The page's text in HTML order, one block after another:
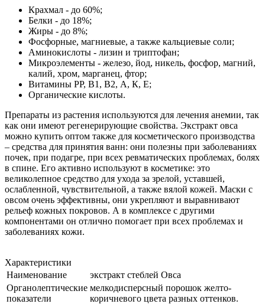
Крахмал - до 60%;
Белки - до 18%;
Жиры - до 8%;
Фосфорные, магниевые, а также кальциевые соли;
Аминокислоты - лизин и триптофан;
Микроэлементы - железо, йод, никель, фосфор, магний,
калий, хром, марганец, фтор;
Витамины РР, В1, В2, А, К, Е;
Органические кислоты.
Препараты из растения используются для лечения анемии, так
как они имеют регенерирующие свойства. Экстракт овса
можно купить оптом также для косметического производства
– средства для принятия ванн: они полезны при заболеваниях
почек, при подагре, при всех ревматических проблемах, болях
в спине. Его активно используют в косметике: это
великолепное средство для ухода за зрелой, уставшей,
ослабленной, чувствительной, а также вялой кожей. Маски с
овсом очень эффективны, они укрепляют и выравнивают
рельеф кожных покровов. А в комплексе с другими
компонентами он отлично помогает при всех проблемах и
заболеваниях кожи.
Характеристики
Наименование
экстракт стеблей Овса
Органолептические
показатели
мелкодисперсный порошок желто-
коричневого цвета разных оттенков.